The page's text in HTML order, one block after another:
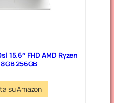
15.6″ FHD AMD Ryzen
256GB
su Amazon